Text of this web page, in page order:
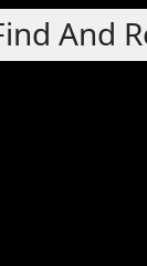
And